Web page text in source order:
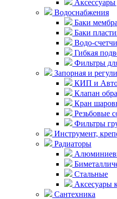
Аксессуары
Водоснабжения
Баки
Баки
Водо-
Гибкая
Фильтры
Запорная и
КИП и
Клапан
Кран
Резьбовые
Фильтры
Инструмент,
Радиаторы
Стальные
Аксесуары
Сантехника